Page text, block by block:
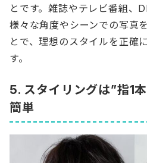
とです。雑誌やテレビ番組、
様々な角度やシーンでの写真
とで、理想のスタイルを正確
す。
5. スタイリングは”指1
簡単